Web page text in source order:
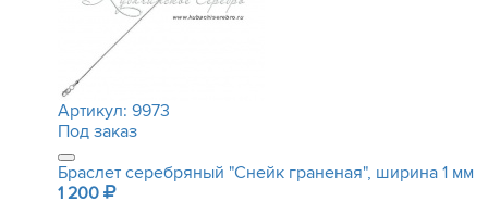
Артикул: 9973
Под заказ
Браслет серебряный "Снейк граненая", ширина 1 мм
1 200